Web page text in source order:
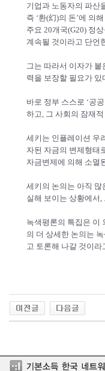
기업과 노동자의 파산
즉 ‘환(幻)의 돈’에 의
주요 20개국(G20) 정
계속될 것이라고 단언
그는 따라서 이자가 붙
력을 보장할 필요가 있
바로 정부 스스로 ‘공
하고, 그 사회의 잠재
세키는 인플레이션 우
자된 자금의 변제형태
자금변제에 의해 소멸
세키의 논의는 아직 많
실해 보이는 상황에서
녹색평론의 특집은 이
의 더 상세한 논의는
고 토론해 나갈 것이라